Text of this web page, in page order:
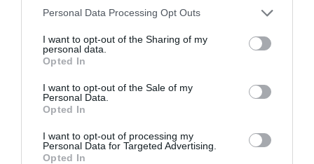
Personal Data Processing Opt Outs
I want to opt-out of the Sharing of my
personal data.
Opted In
I want to opt-out of the Sale of my
Personal Data.
Opted In
I want to opt-out of processing my
Personal Data for Targeted Advertising.
Opted In
2Playbook Club2P